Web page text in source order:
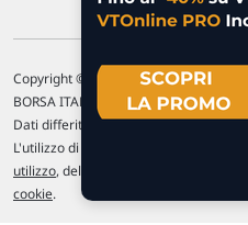
Copyright © 1996-2026 Traderlink Italia
BORSA ITALIANA Quotazioni di borsa
Dati differiti di 15 min. (fonte Intrinio) /
L'utilizzo di questo sito implica
utilizzo, del
cookie.